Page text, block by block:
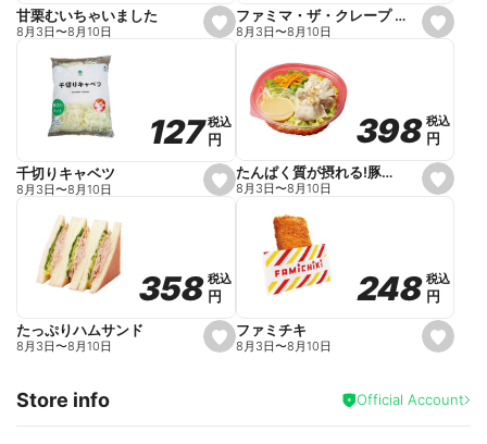
s
e
o
r
i
e
甘栗むいちゃいました
8月3日〜8月10日
s
e
o
r
i
e
ファミマ・ザ・クレープ 生チョコ
8月3日〜8月10日
s
e
o
r
i
e
127
127税込
税込
円
円
千切りキャベツ
8月3日〜8月10日
s
e
o
r
i
e
398
398 税込
税込
円
円
たんぱく質が摂れる!豚しゃぶのパスタサラダ
8月3日〜8月10日
s
e
358
358税込
税込
円
円
たっぷりハムサンド
8月3日〜8月10日
s
e
a
248
248 税込
税込
円
円
ファミチキ
8月3日〜8月10日
Store info Official Account